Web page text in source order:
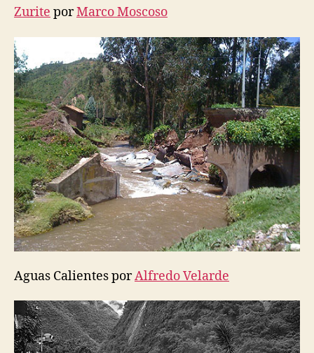
Zurite porMarco Moscoso
Aguas Calientes porAlfredo Velarde